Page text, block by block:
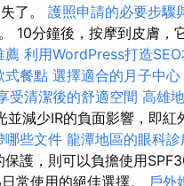
了。 護照申請的必要步驟
10分鐘後，按摩到皮膚，
薦 利用WordPress打造
式餐點 選擇適合的月子中
受清潔後的舒適空間 高雄
並減少IR的負面影響，即紅
哪些文件 龍潭地區的眼科
護，則可以負擔使用
常使用的絕佳選擇。 戶外